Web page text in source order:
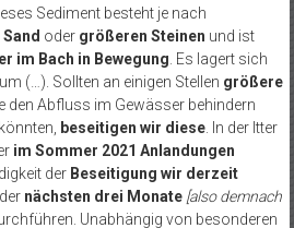
Sediment besteht je nach
Sand oder größeren Steinen und ist
im Bach in Bewegung . Es lagert sich
(…). Sollten an einigen Stellen größere
den Abfluss im Gewässer behindern
beseitigen wir diese. In der Itter
im Sommer 2021 Anlandungen
der Beseitigung wir derzeit
nächsten drei Monate [also demnach
Unabhängig von besonderen